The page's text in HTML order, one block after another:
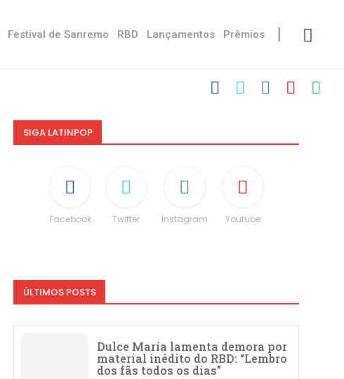
Festival de Sanremo RBD Lançamentos Prêmios
SIGA LATINPOP
Facebook Twitter Instagram Youtube
ÚLTIMOS POSTS
Dulce María lamenta demora por
material inédito do RBD: “Lembro
dos fãs todos os dias”